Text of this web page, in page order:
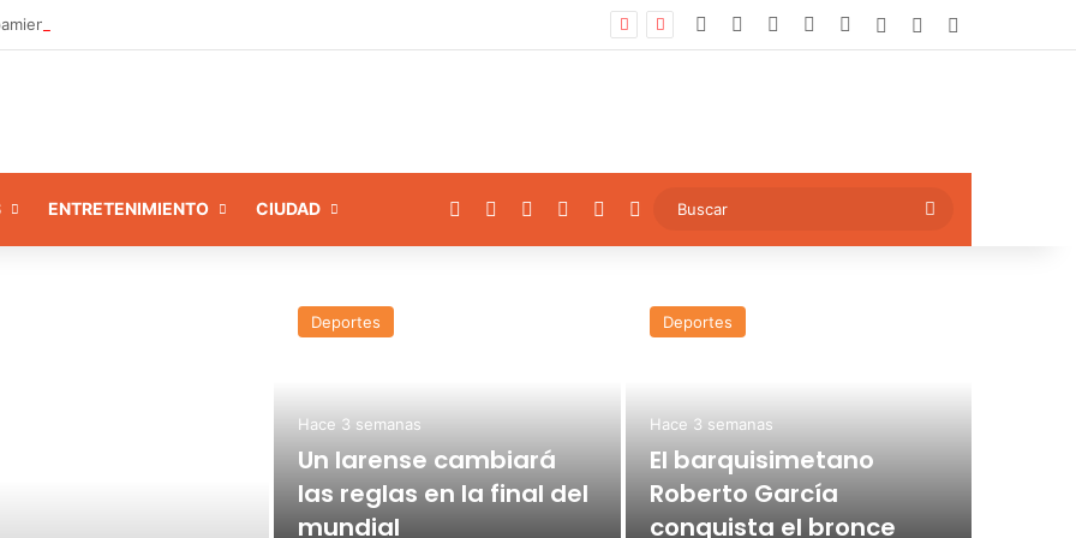
a 8 instituciones educativas en Tamaca Facebook YouTubeInstagram
TikTokLog InArtículo
ENTRETENIMIENTO CIUDAD Facebook YouTubeInstagram
TikTokArtículo aleatorio
Deportes
Hace 3 semanas
Un larense cambiará
las reglas en la final del
mundial
Deportes
Hace 3 semanas
El barquisimetano
Roberto García
conquista el bronce